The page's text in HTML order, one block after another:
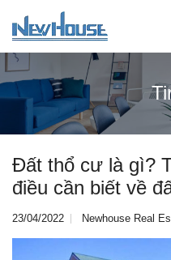
Đất thổ cư là gì?
điều cần biết về
23/04/2022 Newhouse Real